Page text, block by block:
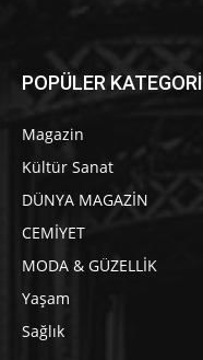
POPÜLER KATEGORİ
Magazin
Kültür Sanat
DÜNYA MAGAZİN
CEMİYET
MODA & GÜZELLİK
Yaşam
Sağlık